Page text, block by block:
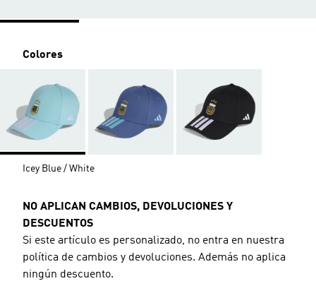
Colores
Icey Blue / White
NO APLICAN CAMBIOS, DEVOLUCIONES Y
DESCUENTOS
Si este artículo es personalizado, no entra en nuestra
política de cambios y devoluciones. Además no aplica
ningún descuento.